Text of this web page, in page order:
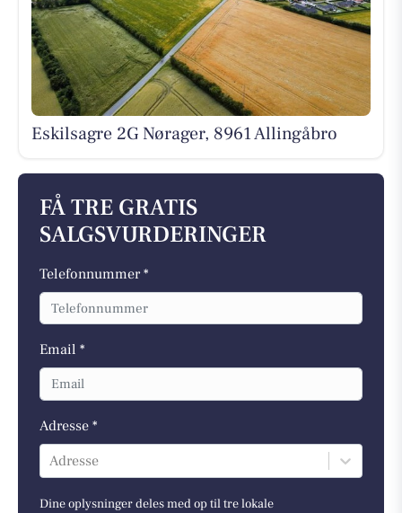
Eskilsagre 2G Nørager, 8961 Allingåbro
FÅ TRE GRATIS
SALGSVURDERINGER
Telefonnummer *
Email *
Adresse *
Adresse
Dine oplysninger deles med op til tre lokale